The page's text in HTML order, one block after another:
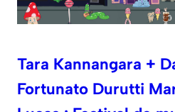
Tara Kannangara +
Fortunato Durutti